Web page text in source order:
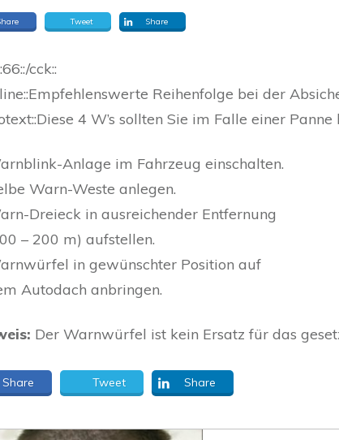
Tweet Share
cck::
Reihenfolge bei der
4 W’s sollten Sie im Falle einer Panne
Anlage im Fahrzeug einschalten.
Warn-Weste anlegen.
Dreieck in ausreichender Entfernung
– 200 m) aufstellen.
in gewünschter Position auf
Autodach anbringen.
Der Warnwürfel ist kein Ersatz für das
Share Tweet Share